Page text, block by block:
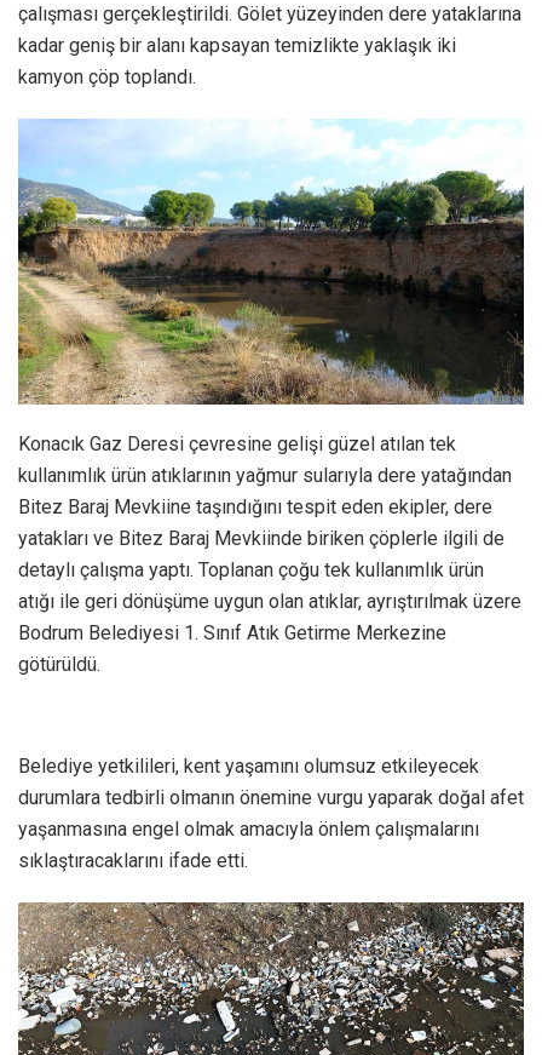
çalışması gerçekleştirildi. Gölet yüzeyinden dere yataklarına
kadar geniş bir alanı kapsayan temizlikte yaklaşık iki
kamyon çöp toplandı.
Konacık Gaz Deresi çevresine gelişi güzel atılan tek
kullanımlık ürün atıklarının yağmur sularıyla dere yatağından
Bitez Baraj Mevkiine taşındığını tespit eden ekipler, dere
yatakları ve Bitez Baraj Mevkiinde biriken çöplerle ilgili de
detaylı çalışma yaptı. Toplanan çoğu tek kullanımlık ürün
atığı ile geri dönüşüme uygun olan atıklar, ayrıştırılmak üzere
Bodrum Belediyesi 1. Sınıf Atık Getirme Merkezine
götürüldü.
Belediye yetkilileri, kent yaşamını olumsuz etkileyecek
durumlara tedbirli olmanın önemine vurgu yaparak doğal afet
yaşanmasına engel olmak amacıyla önlem çalışmalarını
sıklaştıracaklarını ifade etti.